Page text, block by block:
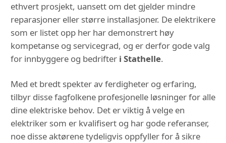
ethvert prosjekt, uansett om det gjelder mindre
reparasjoner eller større installasjoner. De elektrikere
som er listet opp her har demonstrert høy
kompetanse og servicegrad, og er derfor gode valg
for innbyggere og bedrifter i Stathelle.
Med et bredt spekter av ferdigheter og erfaring,
tilbyr disse fagfolkene profesjonelle løsninger for alle
dine elektriske behov. Det er viktig å velge en
elektriker som er kvalifisert og har gode referanser,
noe disse aktørene tydeligvis oppfyller for å sikre